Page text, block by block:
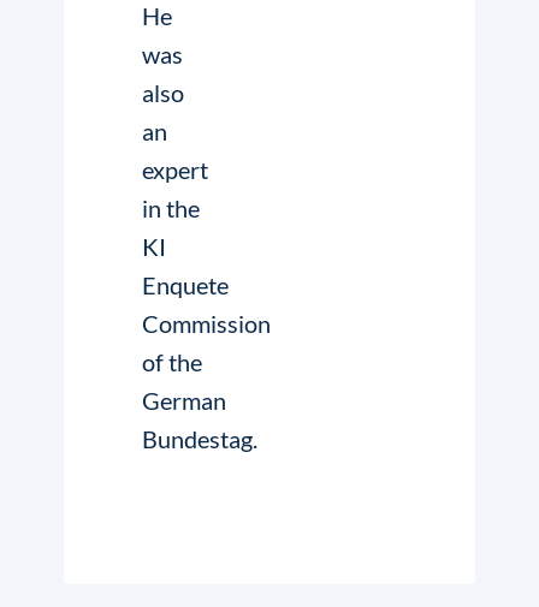
He
was
also
an
expert
in the
KI
Enquete
Commission
of the
German
Bundestag.